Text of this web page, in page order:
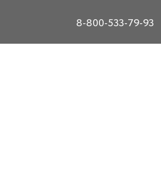
8-800-533-79-93